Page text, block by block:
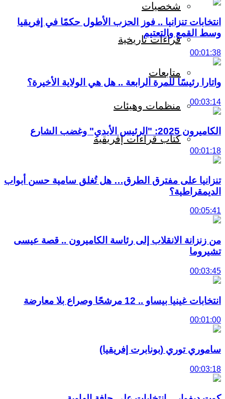
شخصيات
قراءات تاريخية
متابعات
منظمات وهيئات
كتاب قراءات إفريقية
انتخابات تنزانيا .. فوز الحزب الأطول حكمًا في إفريقيا
وسط القمع والتعتيم
00:01:38
واتارا رئيسًا للمرة الرابعة .. هل هي الولاية الأخيرة؟
00:03:14
الكاميرون 2025: "الرئيس الأبدي" وغضب الشارع
00:01:18
تنزانيا على مفترق الطرق… هل تُغلق سامية حسن أبواب
الديمقراطية؟
00:05:41
من زنزانة الانقلاب إلى رئاسة الكاميرون .. قصة عيسى
تشيروما
00:03:45
انتخابات غينيا بيساو .. 12 مرشحًا وصراع بلا معارضة
00:01:00
ساموري توري (بونابرت إفريقيا)
00:03:18